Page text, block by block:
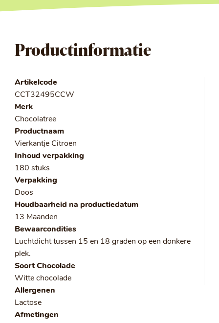
Productinformatie
Artikelcode
CCT32495CCW
Merk
Chocolatree
Productnaam
Vierkantje Citroen
Inhoud verpakking
180 stuks
Verpakking
Doos
Houdbaarheid na productiedatum
13 Maanden
Bewaarcondities
Luchtdicht tussen 15 en 18 graden op een donkere
plek.
Soort Chocolade
Witte chocolade
Allergenen
Lactose
Afmetingen